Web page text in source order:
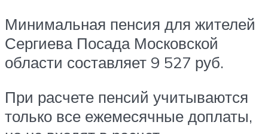
Минимальная пенсия для жителей
Сергиева Посада Московской
области составляет 9 527 руб.
При расчете пенсий учитываются
только все ежемесячные доплаты,